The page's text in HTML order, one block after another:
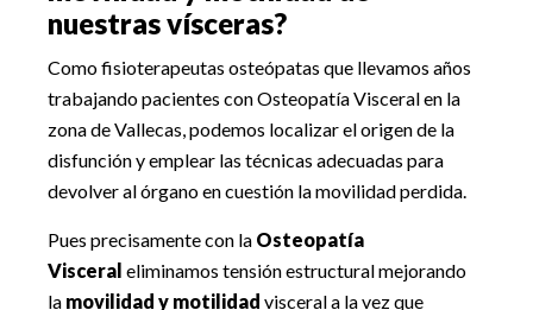
nuestras vísceras?
Como fisioterapeutas osteópatas que llevamos años
trabajando pacientes con Osteopatía Visceral en la
zona de Vallecas, podemos localizar el origen de la
disfunción y emplear las técnicas adecuadas para
devolver al órgano en cuestión la movilidad perdida.
Pues precisamente con la Osteopatía
Visceral eliminamos tensión estructural mejorando
la movilidad y motilidad visceral a la vez que